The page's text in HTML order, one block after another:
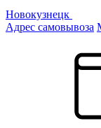
Новокузнецк
Адрес самовывоза